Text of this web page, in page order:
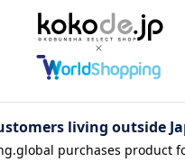
n
g
ビュー はありません。